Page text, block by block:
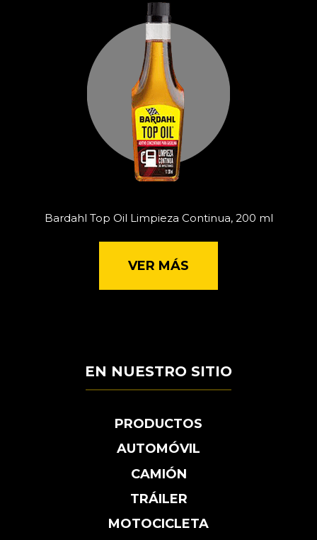
Bardahl Top Oil Limpieza Continua, 200 ml
VER MÁS
EN NUESTRO SITIO
PRODUCTOS
AUTOMÓVIL
CAMIÓN
TRÁILER
MOTOCICLETA